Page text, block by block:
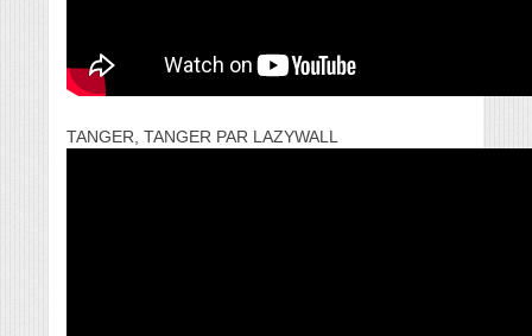
TANGER, TANGER PAR LAZYWALL